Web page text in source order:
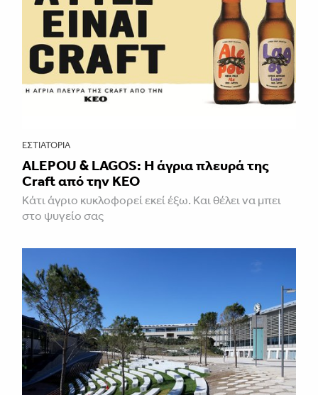
ΕΣΤΙΑΤΌΡΙΑ
ALEPOU & LAGOS: Η άγρια πλευρά της
Craft από την ΚΕΟ
Κάτι άγριο κυκλοφορεί εκεί έξω. Και θέλει να μπει
στο ψυγείο σας